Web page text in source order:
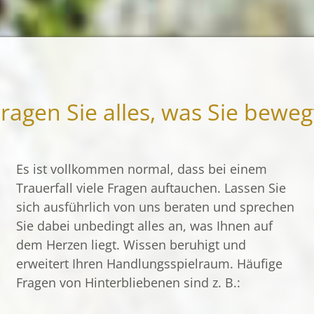
Sie alles, was Sie
Es ist vollkommen normal, dass bei einem
Trauerfall viele Fragen auftauchen. Lassen Sie
sich ausführlich von uns beraten und sprechen
Sie dabei unbedingt alles an, was Ihnen auf
dem Herzen liegt. Wissen beruhigt und
erweitert Ihren Handlungs­spielraum. Häufige
Fragen von Hinterbliebenen sind z. B.: